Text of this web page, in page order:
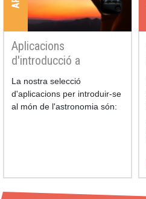
Aplicacions
d'introducció a
l'astronomia
La nostra selecció
d'aplicacions per introduir-se
al món de l'astronomia són: